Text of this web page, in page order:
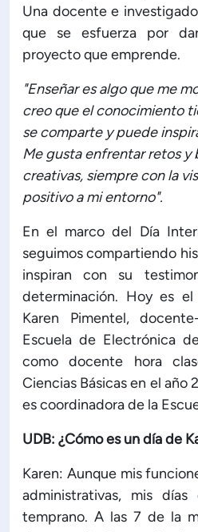
de Administración y Finanzas
Calidad Académica
Políticas institucionales
Acreditaciones
Boletín de noticias
Línea de tiempo
Una docente e
que se esfuerza por
proyecto que emprende.
"Enseñar es algo que me
creo que el conocimiento
se comparte y puede
Me gusta enfrentar retos y
creativas, siempre con la
positivo a mi entorno".
En el marco del Día
seguimos compartiendo
inspiran con su
determinación. Hoy es
Karen Pimentel,
Escuela de Electrónica
como docente hora
Ciencias Básicas en el año
es coordinadora de la
UDB: ¿Cómo es un día de
Karen: Aunque mis
administrativas, mis
temprano. A las 7 de la